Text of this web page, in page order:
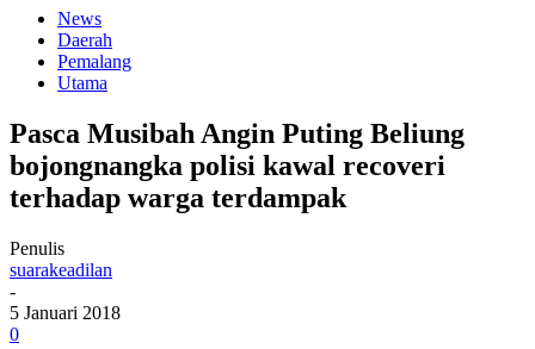
News
Daerah
Pemalang
Utama
Pasca Musibah Angin Puting Beliung
bojongnangka polisi kawal recoveri
terhadap warga terdampak
Penulis
suarakeadilan
-
5 Januari 2018
0